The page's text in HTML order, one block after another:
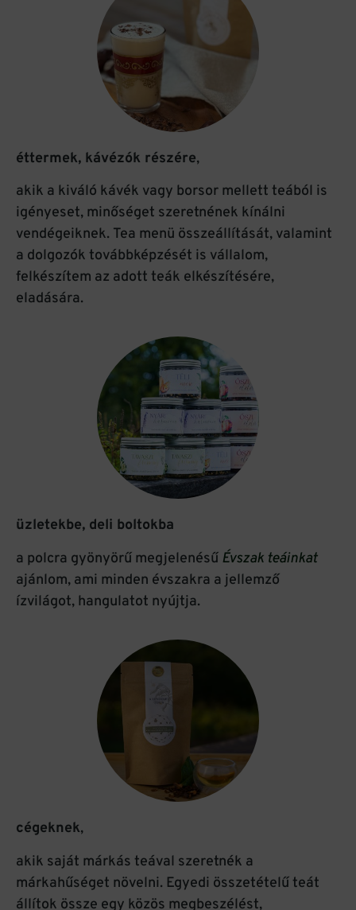
éttermek, kávézók részére,
akik a kiváló kávék vagy borsor mellett teából is
igényeset, minőséget szeretnének kínálni
vendégeiknek. Tea menü összeállítását, valamint
a dolgozók továbbképzését is vállalom,
felkészítem az adott teák elkészítésére,
eladására.
üzletekbe, deli boltokba
a polcra gyönyörű megjelenésű Évszak teáinkat
ajánlom, ami minden évszakra a jellemző
ízvilágot, hangulatot nyújtja.
cégeknek,
akik saját márkás teával szeretnék a
márkahűséget növelni. Egyedi összetételű teát
állítok össze egy közös megbeszélést,